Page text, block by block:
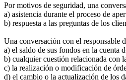
Por motivos de seguridad, una
a) asistencia durante el proceso de
b) respuesta a las preguntas de los
Una conversación con el responsable
a) el saldo de sus fondos en la cuenta
b) cualquier cuestión relacionada con
c) la realización o modificación de
d) el cambio o la actualización de los